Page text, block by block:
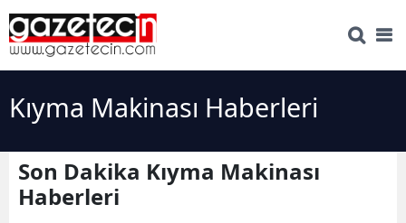
Kıyma Makinası Haberleri
Son Dakika Kıyma Makinası
Haberleri